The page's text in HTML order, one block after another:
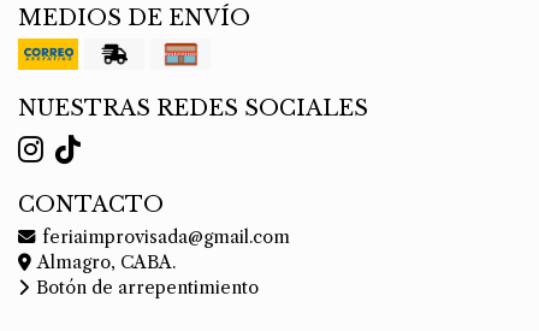
MEDIOS DE ENVÍO
NUESTRAS REDES SOCIALES
CONTACTO
feriaimprovisada@gmail.com
Almagro, CABA.
Botón de arrepentimiento